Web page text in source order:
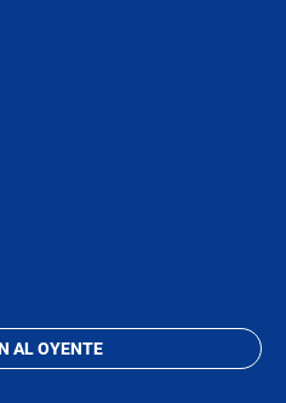
AL OYENTE